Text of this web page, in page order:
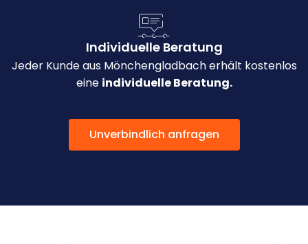
Individuelle Beratung
Jeder Kunde aus Mönchengladbach erhält kostenlos
eine individuelle Beratung.
Unverbindlich anfragen